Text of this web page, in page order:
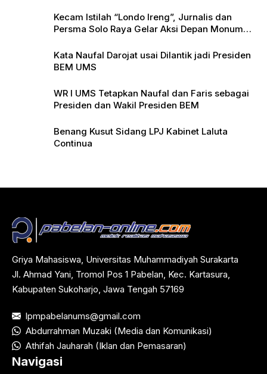
Kecam Istilah “Londo Ireng”, Jurnalis dan
Persma Solo Raya Gelar Aksi Depan Monumen
Kata Naufal Darojat usai Dilantik jadi Presiden
BEM UMS
WR I UMS Tetapkan Naufal dan Faris sebagai
Presiden dan Wakil Presiden BEM
Benang Kusut Sidang LPJ Kabinet Laluta
Continua
Griya Mahasiswa, Universitas Muhammadiyah Surakarta
Jl. Ahmad Yani, Tromol Pos 1 Pabelan, Kec. Kartasura,
Kabupaten Sukoharjo, Jawa Tengah 57169
lpmpabelanums@gmail.com
Abdurrahman Muzaki (Media dan Komunikasi)
Athifah Jauharah (Iklan dan Pemasaran)
Navigasi